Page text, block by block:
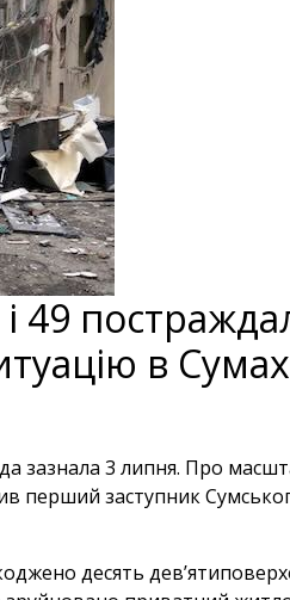
49
в Сумах
зазнала 3 липня. Про
заступник
десять